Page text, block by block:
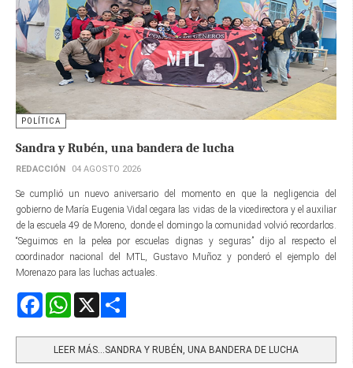
POLÍTICA
Sandra y Rubén, una bandera de lucha
REDACCIÓN 04 AGOSTO 2026
Se cumplió un nuevo aniversario del momento en que la negligencia del
gobierno de María Eugenia Vidal cegara las vidas de la vicedirectora y el auxiliar
de la escuela 49 de Moreno, donde el domingo la comunidad volvió recordarlos.
“Seguimos en la pelea por escuelas dignas y seguras” dijo al respecto el
coordinador nacional del MTL, Gustavo Muñoz y ponderó el ejemplo del
Morenazo para las luchas actuales.
FacebookWhatsApp
LEER MÁS…SANDRA Y RUBÉN, UNA BANDERA DE LUCHA